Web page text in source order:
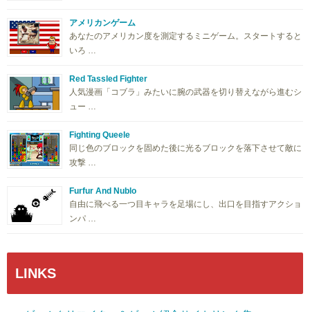
アメリカンゲーム
あなたのアメリカン度を測定するミニゲーム。スタートすると
いろ …
Red Tassled Fighter
人気漫画「コブラ」みたいに腕の武器を切り替えながら進むシ
ュー …
Fighting Queele
同じ色のブロックを固めた後に光るブロックを落下させて敵に
攻撃 …
Furfur And Nublo
自由に飛べる一つ目キャラを足場にし、出口を目指すアクショ
ンパ …
LINKS